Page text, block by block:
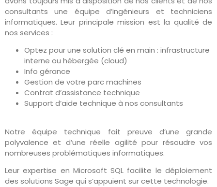
consultants une équipe d’ingénieurs et techniciens
informatiques. Leur principale mission est la qualité de
nos services :
Optez pour une solution clé en main : infrastructure
interne ou hébergée (cloud)
Info gérance
Gestion de votre parc machines
Contrat d’assistance technique
Support d’aide technique à nos consultants
Notre équipe technique fait preuve d’une grande
polyvalence et d’une réelle agilité pour résoudre vos
nombreuses problématiques informatiques.
Leur expertise en Microsoft SQL facilite le déploiement
des solutions Sage qui s’appuient sur cette technologie.